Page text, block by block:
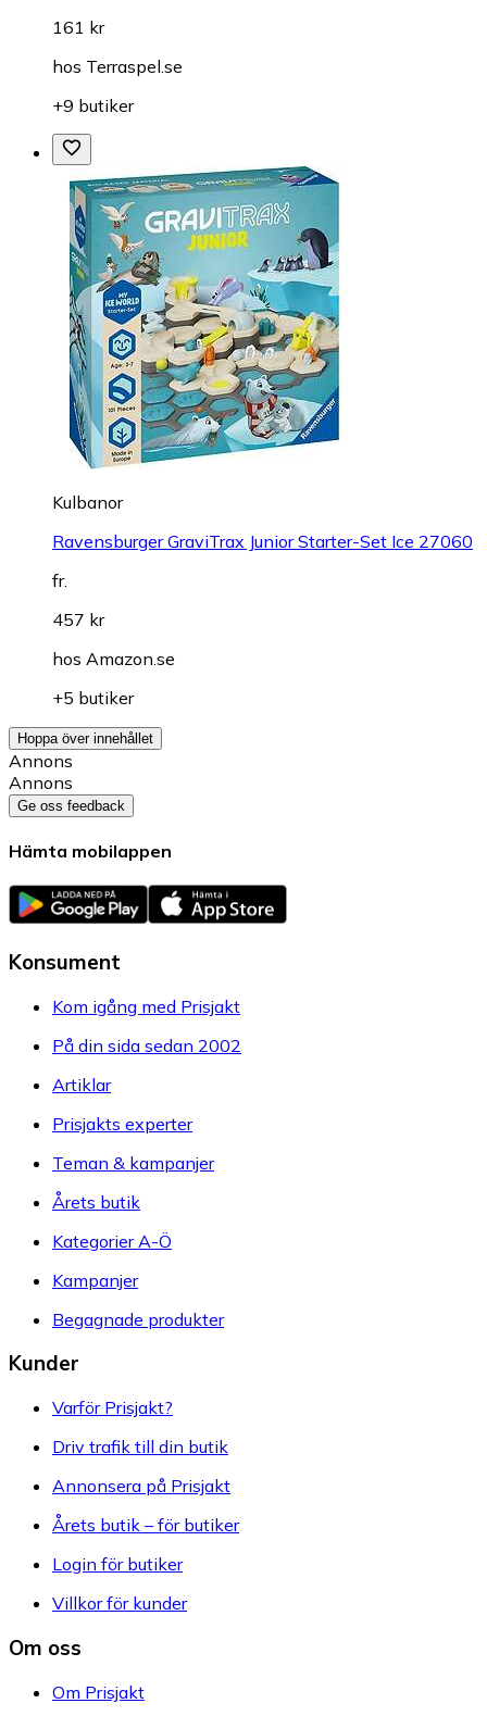
161 kr
hos Terraspel.se
+9 butiker
Kulbanor
Ravensburger GraviTrax Junior Starter-Set Ice 27060
fr.
457 kr
hos Amazon.se
+5 butiker
Hoppa över innehållet
Annons
Annons
Ge oss feedback
Hämta mobilappen
Konsument
Kom igång med Prisjakt
På din sida sedan 2002
Artiklar
Prisjakts experter
Teman & kampanjer
Årets butik
Kategorier A-Ö
Kampanjer
Begagnade produkter
Kunder
Varför Prisjakt?
Driv trafik till din butik
Annonsera på Prisjakt
Årets butik – för butiker
Login för butiker
Villkor för kunder
Om oss
Om Prisjakt